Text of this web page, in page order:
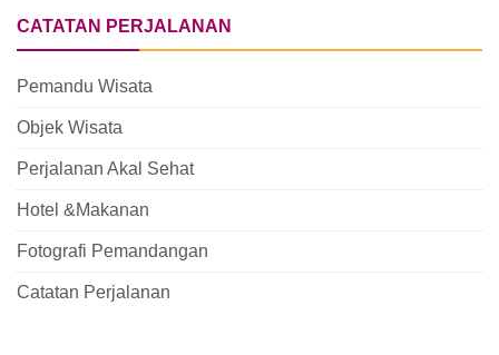
CATATAN PERJALANAN
Pemandu Wisata
Objek Wisata
Perjalanan Akal Sehat
Hotel &Makanan
Fotografi Pemandangan
Catatan Perjalanan